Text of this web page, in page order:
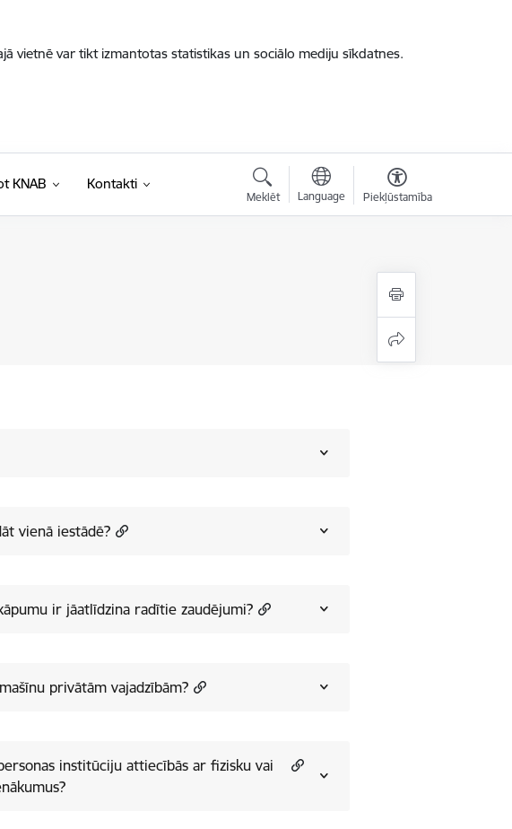
vietnē var tikt izmantotas statistikas un sociālo mediju sīkdatnes.
KNAB Kontakti
Meklēt Language Piekļūstamība
vienā iestādē?
ir jāatlīdzina radītie zaudējumi?
privātām vajadzībām?
institūciju attiecībās ar fizisku vai